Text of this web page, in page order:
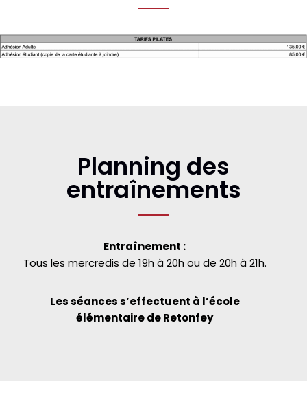
Planning des
entraînements
Entraînement :
Tous les mercredis de 19h à 20h ou de 20h à 21h.
Les séances s’effectuent à l’école
élémentaire de Retonfey